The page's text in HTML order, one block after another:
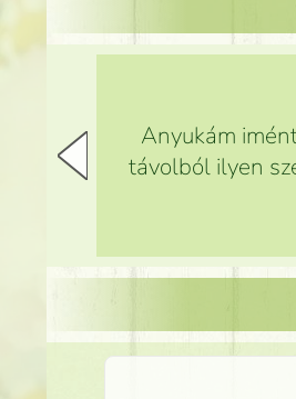
Anyukám
távolból ilyen